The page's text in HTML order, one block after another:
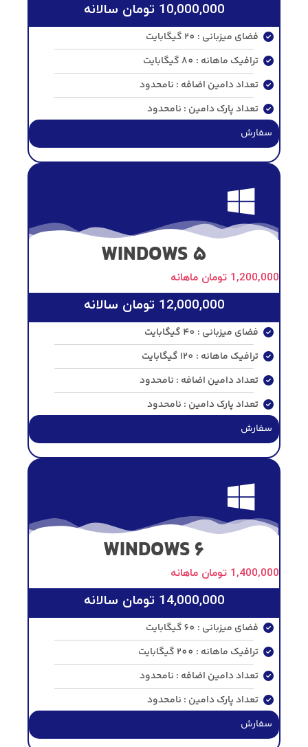
10,000,000 تومان سالانه
فضای میزبانی : 20 گیگابایت
ترافیک ماهانه : 80 گیگابایت
تعداد دامین اضافه : نامحدود
تعداد پارک دامین : نامحدود
سفارش
WINDOWS 5
1,200,000 تومان ماهانه
12,000,000 تومان سالانه
فضای میزبانی : 40 گیگابایت
ترافیک ماهانه : 120 گیگابایت
تعداد دامین اضافه : نامحدود
تعداد پارک دامین : نامحدود
سفارش
WINDOWS 6
1,400,000 تومان ماهانه
14,000,000 تومان سالانه
فضای میزبانی : 60 گیگابایت
ترافیک ماهانه : 200 گیگابایت
تعداد دامین اضافه : نامحدود
تعداد پارک دامین : نامحدود
سفارش